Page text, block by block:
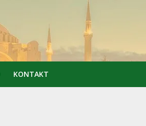
KONTAKT